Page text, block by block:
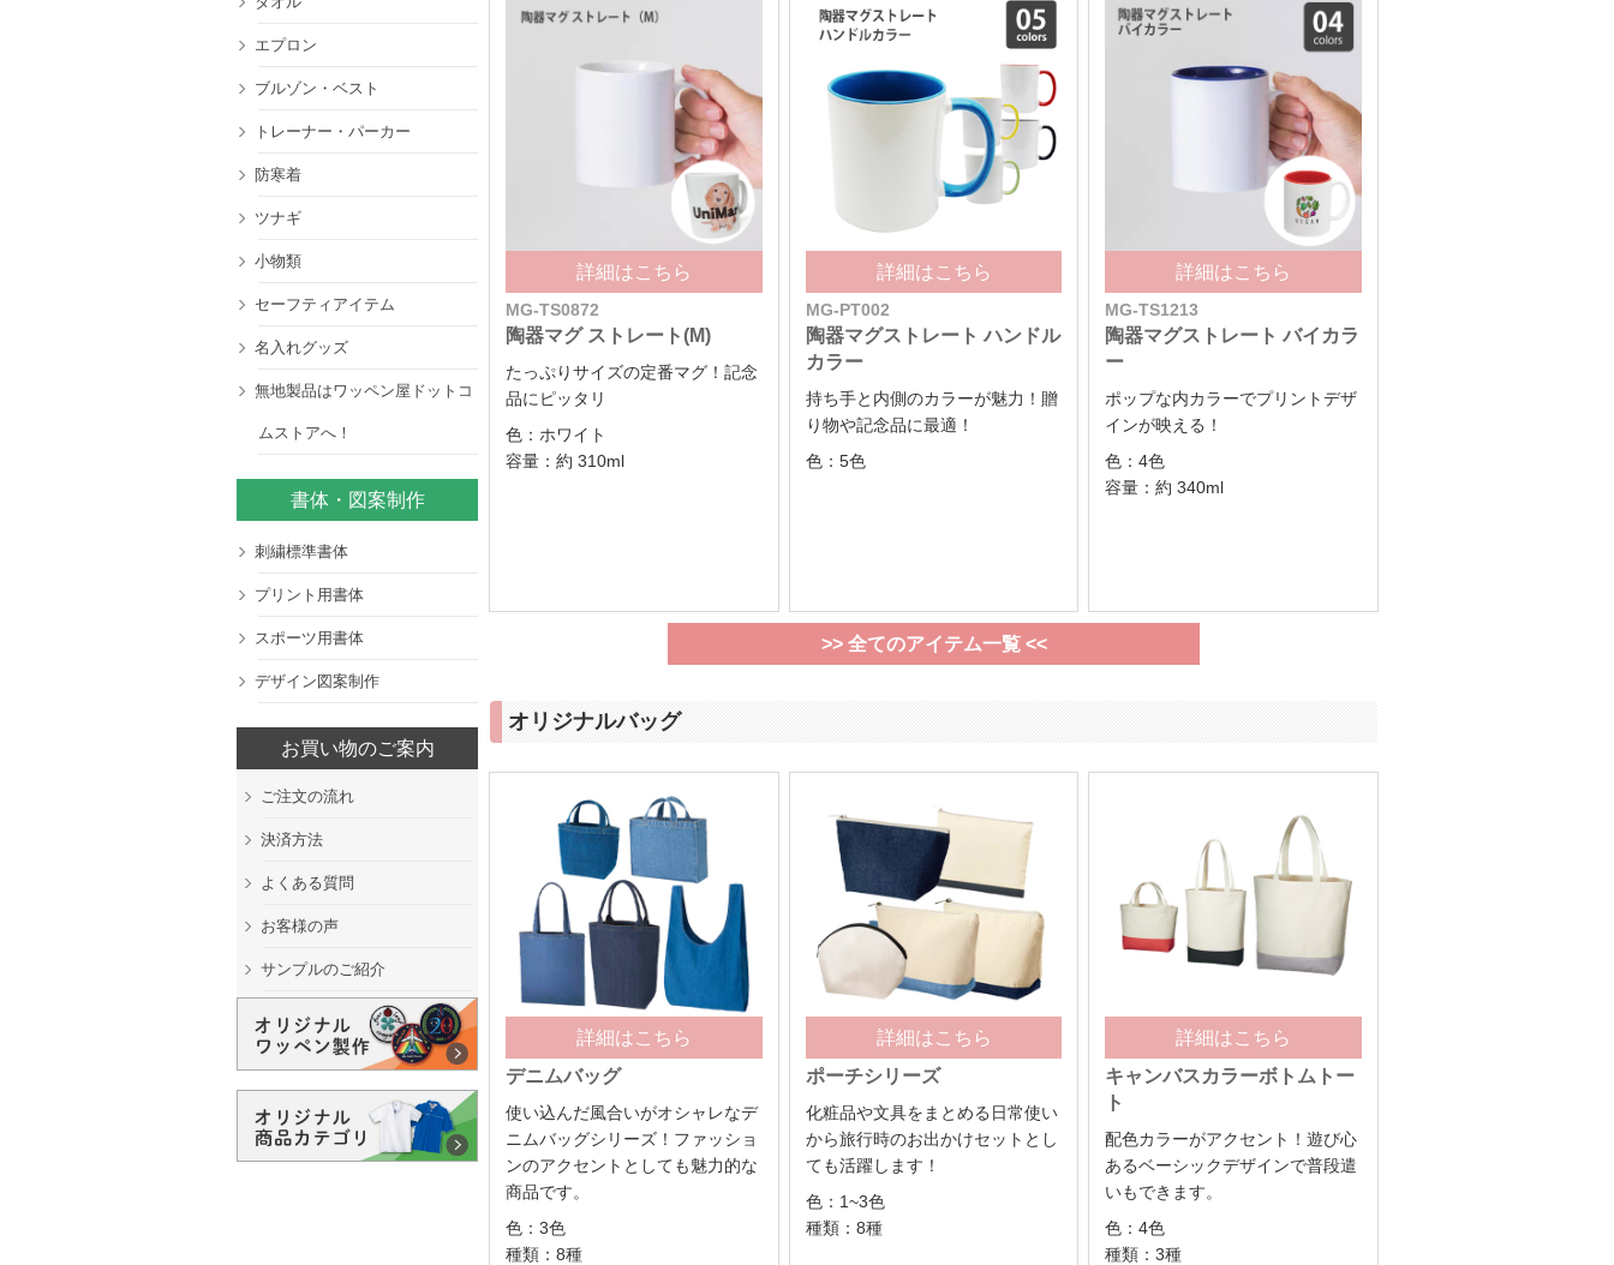
詳細はこちら
MG-TS0872
陶器マグ ストレート(M)
たっぷりサイズの定番マグ！記念
品にピッタリ
色：ホワイト
容量：約 310ml
詳細はこちら
MG-PT002
陶器マグストレート ハンドル
カラー
持ち手と内側のカラーが魅力！贈
り物や記念品に最適！
色：5色
詳細はこちら
MG-TS1213
陶器マグストレート バイカラ
ー
ポップな内カラーでプリントデザ
インが映える！
色：4色
容量：約 340ml
>> 全てのアイテム一覧 <<
オリジナルバッグ
詳細はこちら
デニムバッグ
使い込んだ風合いがオシャレなデ
ニムバッグシリーズ！ファッショ
ンのアクセントとしても魅力的な
商品です。
色：3色
種類：8種
詳細はこちら
ポーチシリーズ
化粧品や文具をまとめる日常使い
から旅行時のお出かけセットとし
ても活躍します！
色：1~3色
種類：8種
詳細はこちら
キャンバスカラーボトムトー
ト
配色カラーがアクセント！遊び心
あるベーシックデザインで普段遣
いもできます。
色：4色
種類：3種
エプロン
ブルゾン・ベスト
トレーナー・パーカー
防寒着
ツナギ
小物類
セーフティアイテム
名入れグッズ
無地製品はワッペン屋ドットコ
ムストアへ！
書体・図案制作
刺繍標準書体
プリント用書体
スポーツ用書体
デザイン図案制作
お買い物のご案内
ご注文の流れ
決済方法
よくある質問
お客様の声
サンプルのご紹介